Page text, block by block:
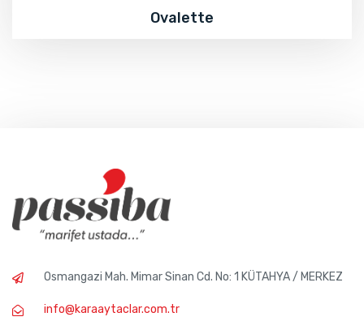
Ovalette
Osmangazi Mah. Mimar Sinan Cd. No: 1 KÜTAHYA / MERKEZ
info@karaaytaclar.com.tr